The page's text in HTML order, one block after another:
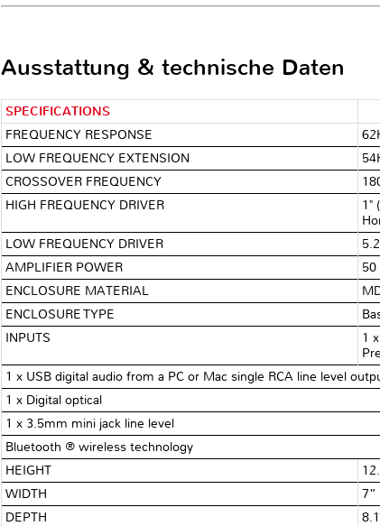
Ausstattung & technische Daten
SPECIFICATIONS
FREQUENCY RESPONSE
LOW FREQUENCY EXTENSION
CROSSOVER FREQUENCY
HIGH FREQUENCY DRIVER
1"
LOW FREQUENCY DRIVER
AMPLIFIER POWER
50
ENCLOSURE MATERIAL
ENCLOSURE TYPE
INPUTS
1
1 x USB digital audio from a PC or Mac single RCA line level
1 x Digital optical
1 x 3.5mm mini jack line level
Bluetooth ® wireless technology
HEIGHT
WIDTH
7”
DEPTH